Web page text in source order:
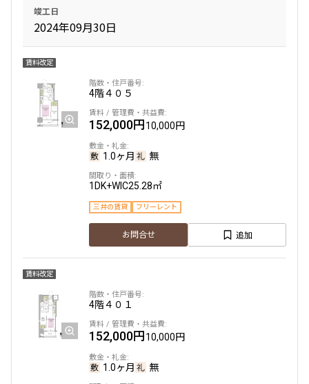
竣工日
2024年09月30日
賃料改定
4階４０５
152,000円10,000円
1.0ヶ月 無
1DK+WIC25.28㎡
三井の賃貸 フリーレント
お問合せ 追加
賃料改定
4階４０１
152,000円10,000円
1.0ヶ月 無